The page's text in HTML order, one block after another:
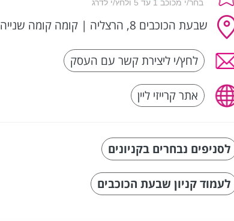
שבעת הכוכבים 8, הרצליה | קומה קומה שנייה
לחץ/י ליצירת קשר עם העסק
אתר קרייזי ליין
לסניפים נבחרים בקניונים
לעמוד קניון שבעת הכוכבים